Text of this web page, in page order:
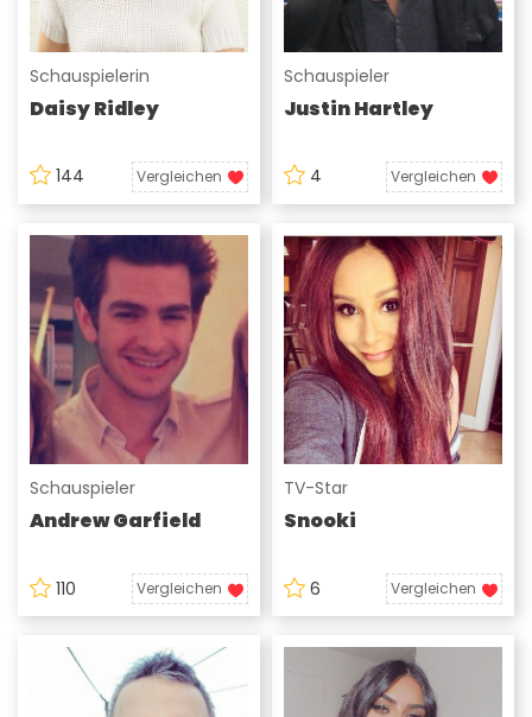
Schauspielerin
Daisy Ridley
144 Vergleichen
Schauspieler
Justin Hartley
4 Vergleichen
Schauspieler
Andrew Garfield
110 Vergleichen
TV-Star
Snooki
6 Vergleichen